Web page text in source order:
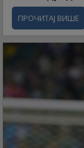
ПРОЧИТАЈ ВИШЕ